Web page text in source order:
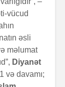
vücud
əsli
məlumat
Diyanət
və davamı;